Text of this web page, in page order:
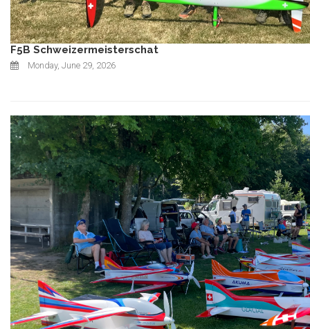
F5B Schweizermeisterschat
Monday, June 29, 2026